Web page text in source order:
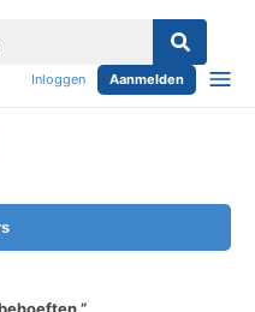
Inloggen Aanmelden